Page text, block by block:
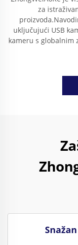
za
uključujući USB
kameru s globalnim